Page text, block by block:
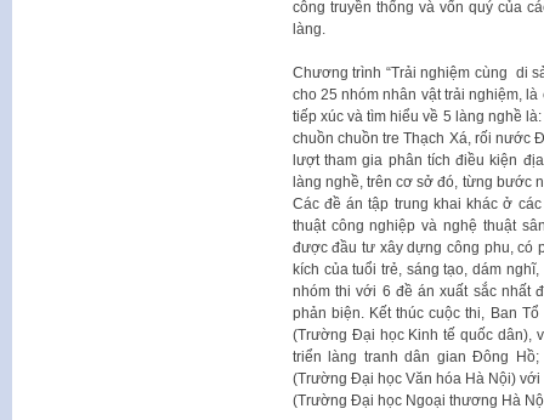
công truyền thống và vốn quý của
làng.
Chương trình “Trải nghiệm cùng di
cho 25 nhóm nhân vật trải nghiệm,
tiếp xúc và tìm hiểu về 5 làng nghề
chuồn chuồn tre Thạch Xá, rối nước
lượt tham gia phân tích điều kiện
làng nghề, trên cơ sở đó, từng bước
Các đề án tập trung khai khác ở
thuật công nghiệp và nghệ thuật
được đầu tư xây dựng công phu, có
kích của tuổi trẻ, sáng tạo, dám
nhóm thi với 6 đề án xuất sắc nhất
phản biện. Kết thúc cuộc thi, Ban
(Trường Đại học Kinh tế quốc dân),
triển làng tranh dân gian Đông
(Trường Đại học Văn hóa Hà Nội)
(Trường Đại học Ngoại thương Hà